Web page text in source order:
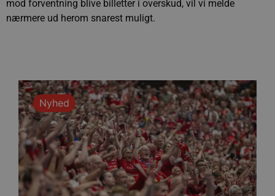
mod forventning blive billetter i overskud, vil vi melde
nærmere ud herom snarest muligt.
Nyhed